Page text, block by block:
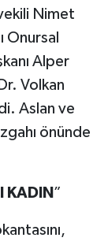
Nimet
Onursal
Alper
Volkan
Aslan ve
önünde
KADIN ”